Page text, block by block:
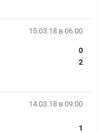
15.03.18 в 06:00
0
2
14.03.18 в 09:00
1